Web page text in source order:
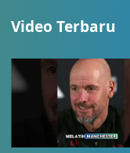
Video Terbaru